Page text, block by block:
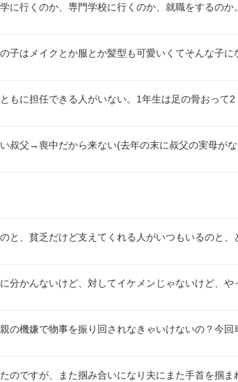
に行くのか、専門学校に行くのか、就職をするのか
子はメイクとか服とか髪型も可愛いくてそんな子に
もに担任できる人がいない。1年生は足の骨おって2
叔父→喪中だから来ない(去年の末に叔父の実母がな
と、貧乏だけど支えてくれる人がいつもいるのと、
分かんないけど、対してイケメンじゃないけど、や
の機嫌で物事を振り回されなきゃいけないの？今回
のですが、また掴み合いになり夫にまた手首を掴ま